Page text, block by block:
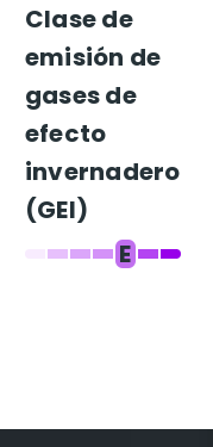
Clase de
emisión de
gases de
efecto
invernadero
(GEI)
E